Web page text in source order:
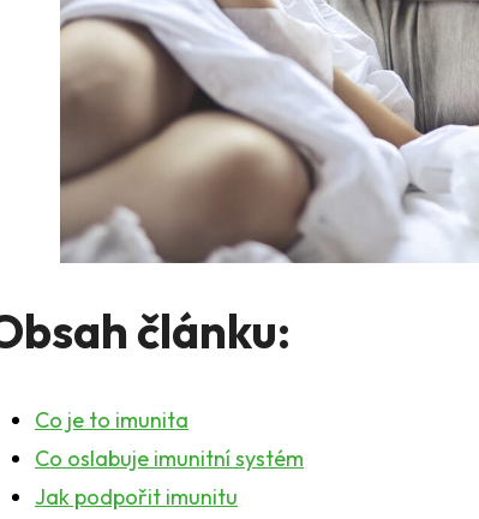
článku:
Co je to imunita
Co oslabuje imunitní systém
Jak podpořit imunitu